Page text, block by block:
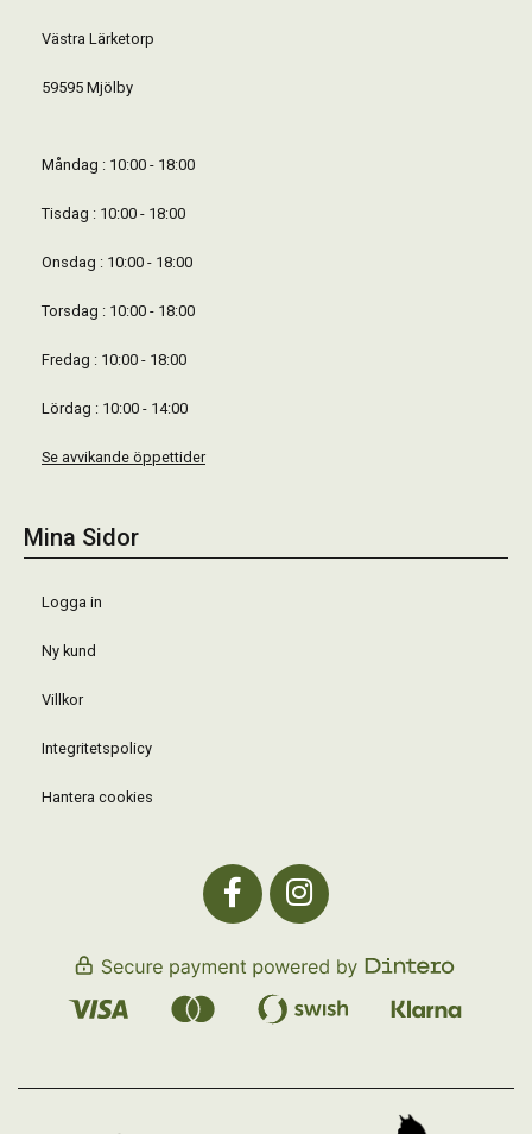
Västra Lärketorp
59595 Mjölby
Måndag : 10:00 - 18:00
Tisdag : 10:00 - 18:00
Onsdag : 10:00 - 18:00
Torsdag : 10:00 - 18:00
Fredag : 10:00 - 18:00
Lördag : 10:00 - 14:00
Se avvikande öppettider
Mina Sidor
Logga in
Ny kund
Villkor
Integritetspolicy
Hantera cookies